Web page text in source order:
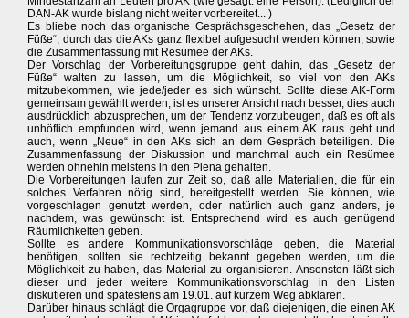
DAN-AK wurde bislang nicht weiter vorbereitet... )
Es bliebe noch das organische Gesprächsgeschehen, das „Gesetz der
Füße“, durch das die AKs ganz flexibel aufgesucht werden können, sowie
die Zusammenfassung mit Resümee der AKs.
Der Vorschlag der Vorbereitungsgruppe geht dahin, das „Gesetz der
Füße“ walten zu lassen, um die Möglichkeit, so viel von den AKs
mitzubekommen, wie jede/jeder es sich wünscht. Sollte diese AK-Form
gemeinsam gewählt werden, ist es unserer Ansicht nach besser, dies auch
ausdrücklich abzusprechen, um der Tendenz vorzubeugen, daß es oft als
unhöflich empfunden wird, wenn jemand aus einem AK raus geht und
auch, wenn „Neue“ in den AKs sich an dem Gespräch beteiligen. Die
Zusammenfassung der Diskussion und manchmal auch ein Resümee
werden ohnehin meistens in den Plena gehalten.
Die Vorbereitungen laufen zur Zeit so, daß alle Materialien, die für ein
solches Verfahren nötig sind, bereitgestellt werden. Sie können, wie
vorgeschlagen genutzt werden, oder natürlich auch ganz anders, je
nachdem, was gewünscht ist. Entsprechend wird es auch genügend
Räumlichkeiten geben.
Sollte es andere Kommunikationsvorschläge geben, die Material
benötigen, sollten sie rechtzeitig bekannt gegeben werden, um die
Möglichkeit zu haben, das Material zu organisieren. Ansonsten läßt sich
dieser und jeder weitere Kommunikationsvorschlag in den Listen
diskutieren und spätestens am 19.01. auf kurzem Weg abklären.
Darüber hinaus schlägt die Orgagruppe vor, daß diejenigen, die einen AK